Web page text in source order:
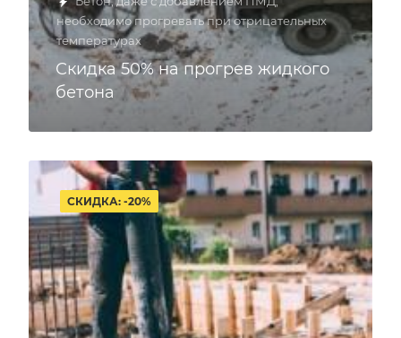
необходимо прогревать при отрицательных
температурах
Скидка 50% на прогрев жидкого
бетона
СКИДКА: -20%